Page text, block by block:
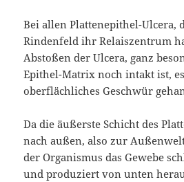
Bei allen Plattenepithel-Ulcera,
Rindenfeld ihr Relaiszentrum
Abstoßen der Ulcera, ganz
Epithel-Matrix noch intakt ist,
oberflächliches Geschwür
Da die äußerste Schicht des
nach außen, also zur
der Organismus das Gewebe
und produziert von unten